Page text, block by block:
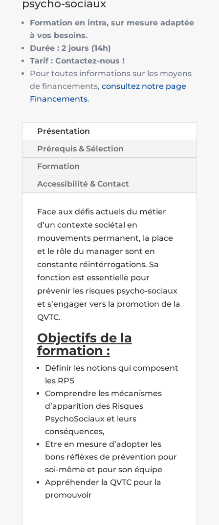
psycho-sociaux
Formation en intra, sur mesure adaptée
à vos besoins.
Durée : 2 jours (14h)
Tarif : Contactez-nous !
Pour toutes informations sur les moyens
de financements, consultez notre page
Financements.
Présentation
Prérequis & Sélection
Formation
Accessibilité & Contact
Face aux défis actuels du métier
d’un contexte sociétal en
mouvements permanent, la place
et le rôle du manager sont en
constante réintérrogations. Sa
fonction est essentielle pour
prévenir les risques psycho-sociaux
et s’engager vers la promotion de la
QVTC.
Objectifs de la
formation :
Définir les notions qui composent
les RPS
Comprendre les mécanismes
d’apparition des Risques
PsychoSociaux et leurs
conséquences,
Etre en mesure d’adopter les
bons réflèxes de prévention pour
soi-même et pour son équipe
Appréhender la QVTC pour la
promouvoir